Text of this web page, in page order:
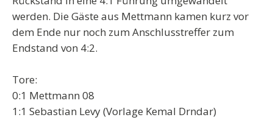
werden. Die Gäste aus Mettmann kamen kurz vor
dem Ende nur noch zum Anschlusstreffer zum
Endstand von 4:2.
Tore:
0:1 Mettmann 08
1:1 Sebastian Levy (Vorlage Kemal Drndar)